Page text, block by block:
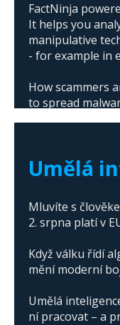
FactNinja
It helps you
manipulative
- for example in
How scammers
to spread
Umělá
Mluvíte s
2. srpna platí v
Když válku řídí
mění moderní
Umělá
ní pracovat – a